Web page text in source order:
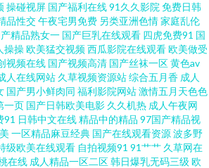
色图18p 日本毛片视频 午夜老司机视频网 最新无
另类网站 国产黄色成人在线 久草网址 男人天堂av
专区第九页 制服诱惑传媒探花 91色狼 99色导航 草
欧美综合婷婷 四虎音影 亚洲黄色免费网址 91超碰
方av四虎影院 国产十日美 精品国产区久久 老司机
操碰视屏 国产福利在线91久久影院 免费日韩
品性交午夜宅男免费 另类亚洲色情家庭乱伦
精品熟女一 国产巨乳在线观看 四虎免费91 国
操操欧美猛交视频西瓜影院在线观看欧美做受
视频在线 国产视频高清 国产丝袜一区黄色av
人在线网站 久草视频资源站综合五月香 成人
国产男小鲜肉同 福利影院网站激情五月天色色
一页 国产日韩欧美电影 久久机热 成人午夜网
91 日韩中文在线精品中的精品 97国产精品视
一区精品麻豆经典 国产在线观看资源波多野
级欧美在线观看 自拍视频91 91艹艹 久草网在
在线 成人精品一区二区韩日爆乳无码三级 欧